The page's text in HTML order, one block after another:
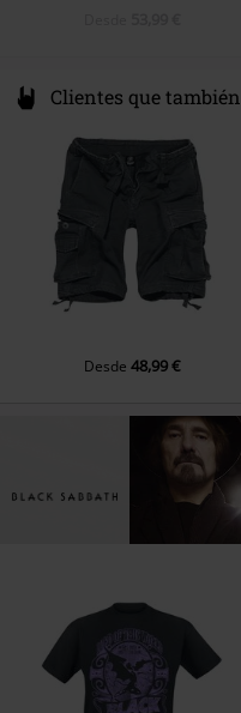
Clientes que
Desde 48,99 €